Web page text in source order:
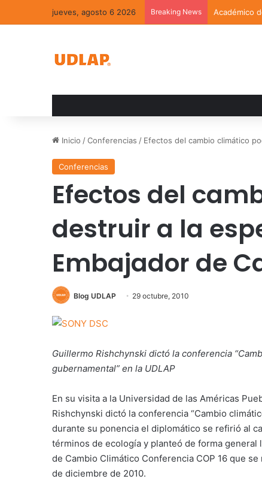
jueves, agosto 6 2026 Breaking News Académico
Inicio /Conferencias / Efectos del cambio climático
Conferencias
Efectos del
destruir a la
Embajador de
Blog UDLAP 29 octubre, 2010
Guillermo Rishchynski dictó la conferencia
gubernamental” en la UDLAP
En su visita a la Universidad de las Américas
Rishchynski dictó la conferencia “Cambio
durante su ponencia el diplomático se refirió al
términos de ecología y planteó de forma
de Cambio Climático Conferencia COP 16 que
de diciembre de 2010.